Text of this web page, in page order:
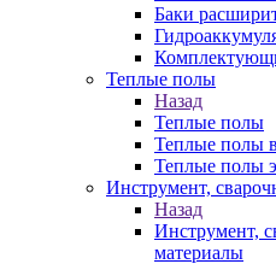
Баки
Теплые полы
Назад
Теплые полы
Теплые полы
Теплые полы
Инструмент,
Назад
Инструмент,
материалы